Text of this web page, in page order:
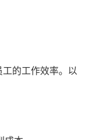
的工作效率。以